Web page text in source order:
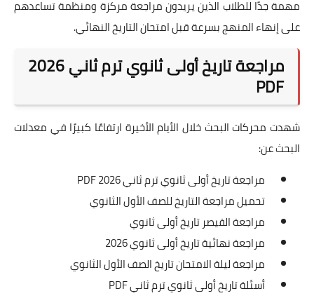
مهمة جدًا للطلاب الذين يريدون مراجعة مركزة ومنظمة تساعدهم
على إنهاء المنهج بسرعة قبل امتحان التاريخ النهائي.
مراجعة تاريخ أولى ثانوي ترم ثاني 2026
PDF
شهدت محركات البحث خلال الأيام الأخيرة ارتفاعًا كبيرًا في معدلات
البحث عن:
مراجعة تاريخ أولى ثانوي ترم ثاني 2026 PDF
تحميل مراجعة التاريخ للصف الأول الثانوي
مراجعة القيصر تاريخ أولى ثانوي
مراجعة نهائية تاريخ أولى ثانوي 2026
مراجعة ليلة الامتحان تاريخ الصف الأول الثانوي
أسئلة تاريخ أولى ثانوي ترم ثاني PDF